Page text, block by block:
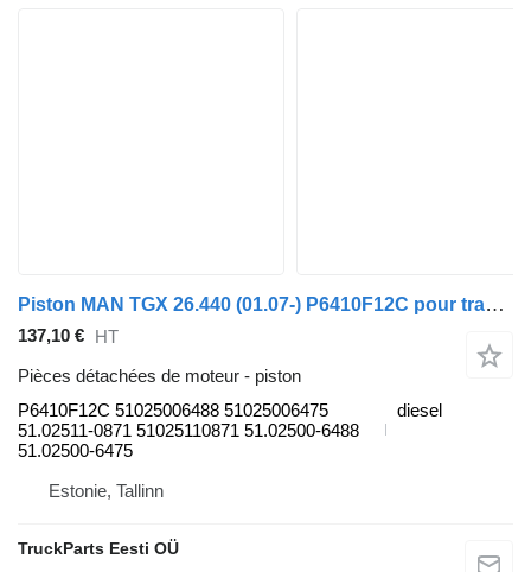
Piston MAN TGX 26.440 (01.07-) P6410F12C pour tracteur routier MAN TGL, TGM, TGS, TGX (2005-2021)
137,10 € HT
Pièces détachées de moteur - piston
P6410F12C 51025006488 51025006475
51.02511-0871 51025110871 51.02500-6488
51.02500-6475
diesel
Estonie, Tallinn
TruckParts Eesti OÜ